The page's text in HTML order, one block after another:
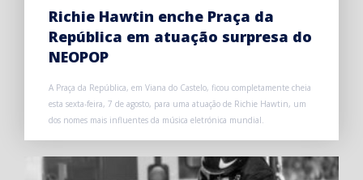
Richie Hawtin enche Praça da
República em atuação surpresa do
NEOPOP
A Praça da República, em Viana do Castelo, ficou completamente cheia
esta sexta-feira, 7 de agosto, para uma atuação de Richie Hawtin, um
dos nomes mais influentes da música eletrónica mundial.